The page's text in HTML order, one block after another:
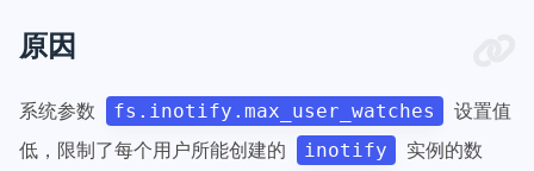
原因
系统参数 fs.inotify.max_user_watches
设置值
低，限制了每个用户所能创建的
inotify
实例的数